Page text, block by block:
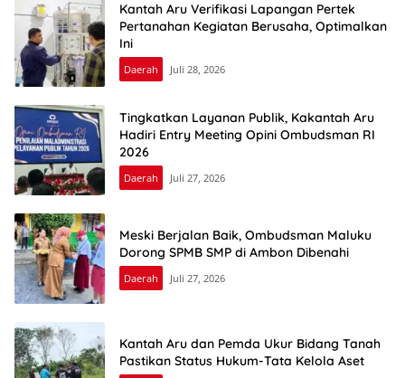
Kantah Aru Verifikasi Lapangan Pertek
Pertanahan Kegiatan Berusaha, Optimalkan
Ini
Daerah Juli 28, 2026
Tingkatkan Layanan Publik, Kakantah Aru
Hadiri Entry Meeting Opini Ombudsman RI
2026
Daerah Juli 27, 2026
Meski Berjalan Baik, Ombudsman Maluku
Dorong SPMB SMP di Ambon Dibenahi
Daerah Juli 27, 2026
Kantah Aru dan Pemda Ukur Bidang Tanah
Pastikan Status Hukum-Tata Kelola Aset